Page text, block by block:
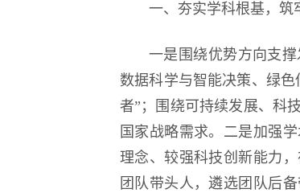
一、夯实学科根基，筑
一是围绕优势方向支
数据科学与智能决策、绿
者”；围绕可持续发展、科
国家战略需求。二是加强
理念、较强科技创新能力
团队带头人，遴选团队后